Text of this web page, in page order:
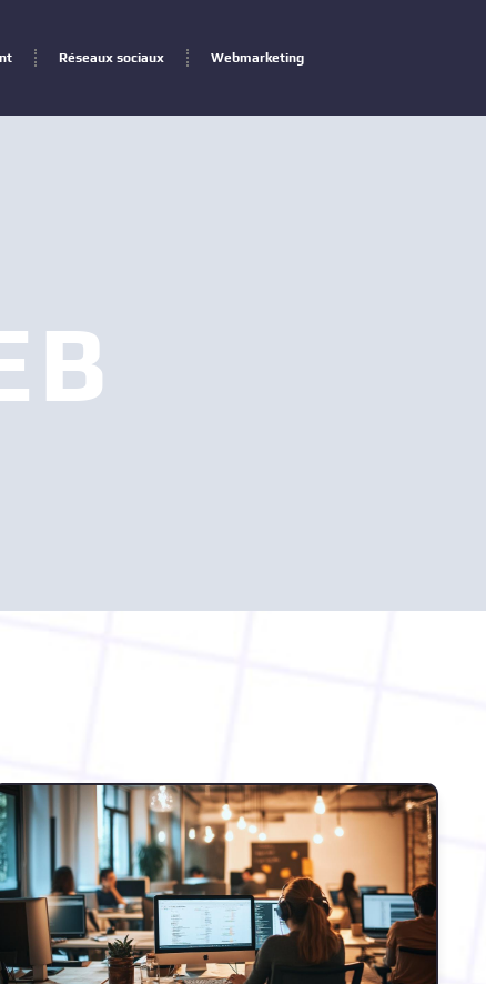
Réseaux sociaux Webmarketing